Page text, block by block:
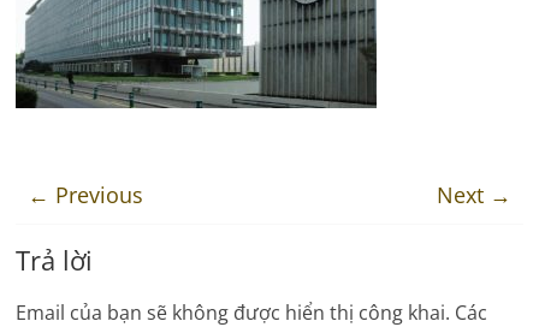
← Previous Next →
Trả lời
Email của bạn sẽ không được hiển thị công khai. Các